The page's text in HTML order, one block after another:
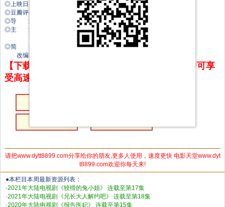
◎上映日期 2026-02-04(中国大陆)
◎豆瓣评分 0.0
◎导 演 一航
◎主 演 王涵
◎简 介
改编自怪诞的表哥在起点中文网连载的小说《终宋》。
【下载地址】本站专属下载器：点击下方链接 即可享
受高速下载和在线播放 专治迅雷无法下载
请把www.dytt8899.com分享给你的朋友,更多人使用，速度更快 电影天堂www.dyt
t8899.com欢迎你每天来!
●本栏目本周最新资源列表：
·2021年大陆电视剧《狡猾的兔小姐》 连载至第17集
·2021年大陆电视剧《兄长大人解约吧》 连载至第18集
·2020年大陆电视剧《报告医妃》 连载至第15集